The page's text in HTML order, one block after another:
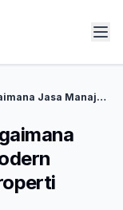
Kost Cerdas di Era AI: Bagaimana Jasa Manajemen Kost Modern Mengubah Cara Kelola Properti